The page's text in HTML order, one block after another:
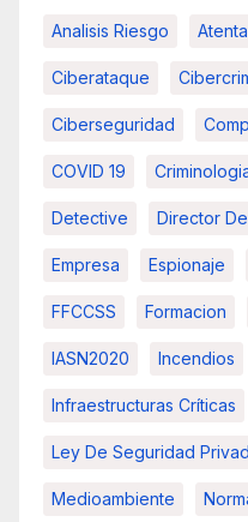
Analisis Riesgo
Ciberataque
Ciberseguridad
COVID 19
Detective Director
Empresa Espionaje
FFCCSS Formacion
IASN2020 Incendios
Infraestructuras Críticas
Ley De Seguridad
Medioambiente